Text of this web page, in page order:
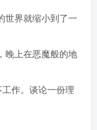
世界就缩小到了一
晚上在恶魔般的地
作。谈论一份理